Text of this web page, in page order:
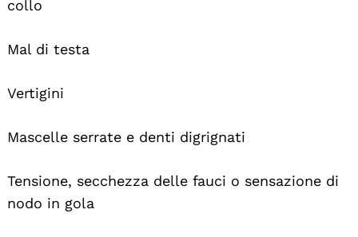
collo
Mal di testa
Vertigini
Mascelle serrate e denti digrignati
Tensione, secchezza delle fauci o sensazione di
nodo in gola